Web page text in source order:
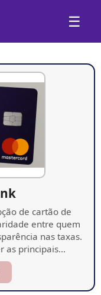
☰
de cartão de
entre quem
nas taxas.
as principais…